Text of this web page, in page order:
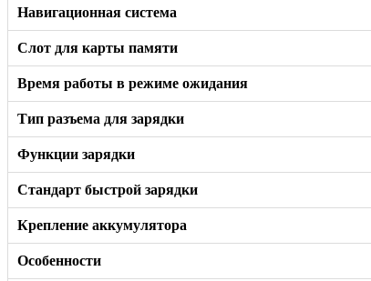
Навигационная система
Слот для карты памяти
Время работы в режиме ожидания
Тип разъема для зарядки
Функции зарядки
Стандарт быстрой зарядки
Крепление аккумулятора
Особенности